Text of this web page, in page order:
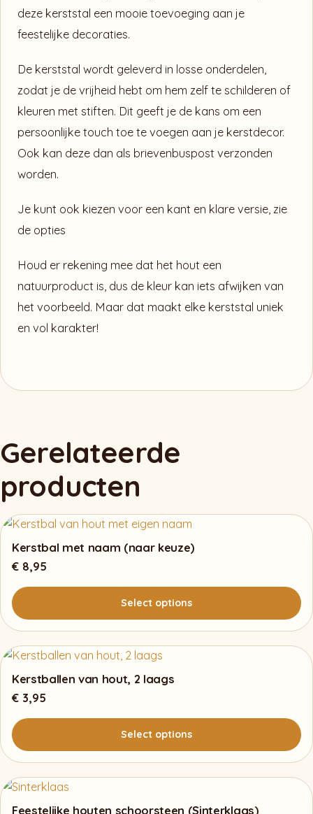
deze kerststal een mooie toevoeging aan je
feestelijke decoraties.
De kerststal wordt geleverd in losse onderdelen,
zodat je de vrijheid hebt om hem zelf te schilderen of
kleuren met stiften. Dit geeft je de kans om een
persoonlijke touch toe te voegen aan je kerstdecor.
Ook kan deze dan als brievenbuspost verzonden
worden.
Je kunt ook kiezen voor een kant en klare versie, zie
de opties
Houd er rekening mee dat het hout een
natuurproduct is, dus de kleur kan iets afwijken van
het voorbeeld. Maar dat maakt elke kerststal uniek
en vol karakter!
Gerelateerde
producten
Kerstbal met naam (naar keuze)
€ 8,95
Select options
Kerstballen van hout, 2 laags
€ 3,95
Select options
Feestelijke houten schoorsteen (Sinterklaas)